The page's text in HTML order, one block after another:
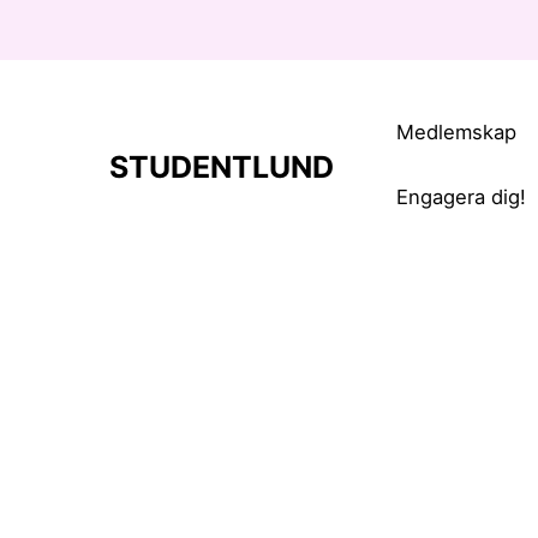
STUDENTLUND
Medlemskap
Engagera dig!